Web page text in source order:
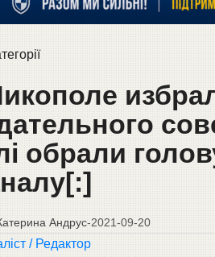
обрали
Андрус-2021-09-20
/ Редактор